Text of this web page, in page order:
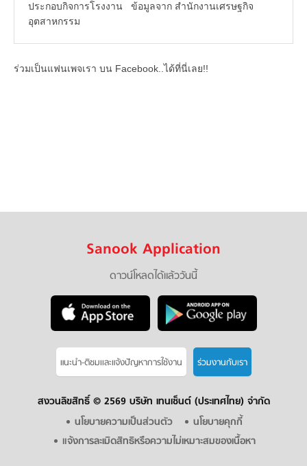
ประกอบกิจการโรงงาน ข้อมูลจาก สำนักงานเศรษฐกิจ
อุตสาหกรรม
ร่วมเป็นแฟนเพจเรา บน Facebook..ได้ที่นี่เลย!!
Sanook Application
ดาวน์โหลดได้แล้ววันนี้
แนะนำ-ติชมเเละแจ้งปัญหาการใช้งาน ร่วมงานกับเรา
สงวนลิขสิทธิ์ © 2569 บริษัท เทนเซ็นต์ (ประเทศไทย) จำกัด
นโยบายความเป็นส่วนตัว
นโยบายคุกกี้
แจ้งการละเมิดสิทธิหรือความไม่เหมาะสมของเนื้อหา